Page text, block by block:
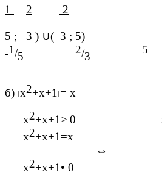
1 2
2
5 ; 3 ) ∪( 3 ; 5)
-1/5
2/3
5
б) ⏐х2+х+1 ⏐= х
х2+х+1≥ 0 х =
х2+х+1=х
⇔
х2+х+1 • 0